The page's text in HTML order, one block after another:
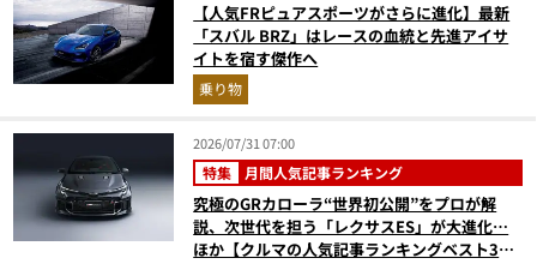
【人気FRピュアスポーツがさらに進化】最新
「スバル BRZ」はレースの血統と先進アイサ
イトを宿す傑作へ
乗り物
2026/07/31 07:00
特集 月間人気記事ランキング
究極のGRカローラ“世界初公開”をプロが解
説、次世代を担う「レクサスES」が大進化…
ほか【クルマの人気記事ランキングベスト3】